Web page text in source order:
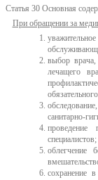
Статья 30 Основная
При обращении за
выбор
лечащего
санитарно-
проведение
специалистов;
облегчение
сохранение